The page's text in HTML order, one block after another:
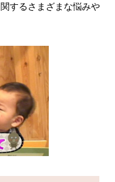
するさまざまな悩みや